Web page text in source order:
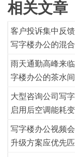
相关文章
客户投诉集中反
写字楼办公的混
雨天通勤高峰来
字楼办公的茶水
大型咨询公司写
启用后空调能耗
写字楼办公视频
升级方案应优先